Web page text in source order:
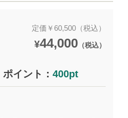
定価￥60,500（税込）
¥44,000（税込）
ポイント： 400pt